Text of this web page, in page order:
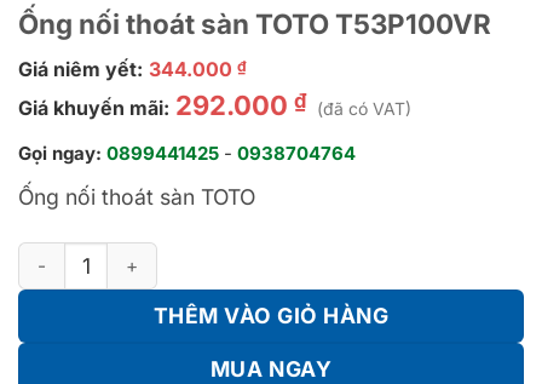
Ống nối thoát sàn TOTO T53P100VR
Giá niêm yết: 344.000 ₫
Giá khuyến mãi: 292.000 ₫ (đã có VAT)
Gọi ngay: 0899441425 - 0938704764
Ống nối thoát sàn TOTO
Ống nối thoát sàn TOTO T53P100VR số lượng
THÊM VÀO GIỎ HÀNG
MUA NGAY